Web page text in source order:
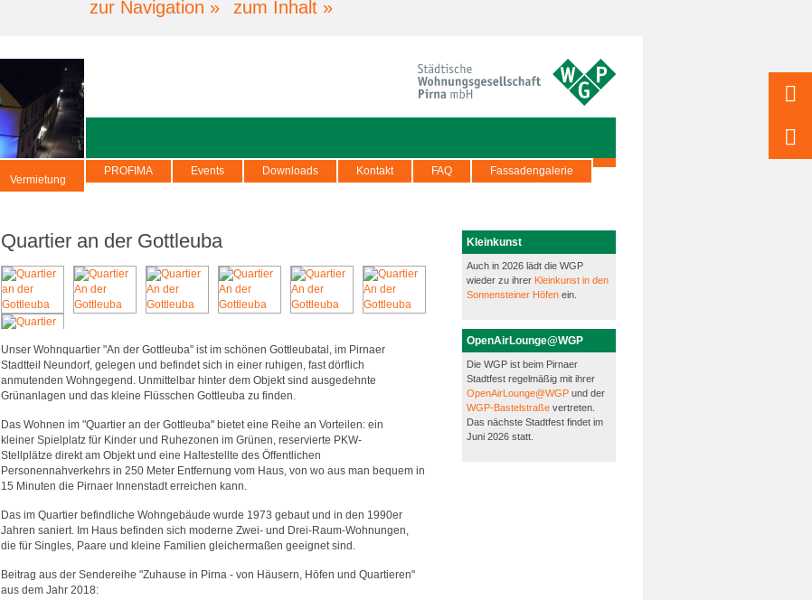
zur Navigation » zum Inhalt »
Vermietung
PROFIMA Events Downloads Kontakt FAQ Fassadengalerie
Quartier an der Gottleuba
Unser Wohnquartier "An der Gottleuba" ist im schönen Gottleubatal, im Pirnaer
Stadtteil Neundorf, gelegen und befindet sich in einer ruhigen, fast dörflich
anmutenden Wohngegend. Unmittelbar hinter dem Objekt sind ausgedehnte
Grünanlagen und das kleine Flüsschen Gottleuba zu finden.
Das Wohnen im "Quartier an der Gottleuba" bietet eine Reihe an Vorteilen: ein
kleiner Spielplatz für Kinder und Ruhezonen im Grünen, reservierte PKW-
Stellplätze direkt am Objekt und eine Haltestellte des Öffentlichen
Personennahverkehrs in 250 Meter Entfernung vom Haus, von wo aus man bequem in
15 Minuten die Pirnaer Innenstadt erreichen kann.
Das im Quartier befindliche Wohngebäude wurde 1973 gebaut und in den 1990er
Jahren saniert. Im Haus befinden sich moderne Zwei- und Drei-Raum-Wohnungen,
die für Singles, Paare und kleine Familien gleichermaßen geeignet sind.
Beitrag aus der Sendereihe "Zuhause in Pirna - von Häusern, Höfen und Quartieren"
aus dem Jahr 2018:
Kleinkunst
Auch in 2026 lädt die WGP
wieder zu ihrer Kleinkunst in den
Sonnensteiner Höfen ein.
OpenAirLounge@WGP
Die WGP ist beim Pirnaer
Stadtfest regelmäßig mit ihrer
OpenAirLounge@WGP und der
WGP-Bastelstraße vertreten.
Das nächste Stadtfest findet im
Juni 2026 statt.